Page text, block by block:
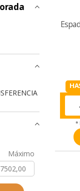
Máximo
*